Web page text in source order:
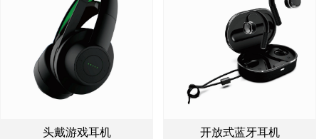
头戴游戏耳机 开放式蓝牙耳机